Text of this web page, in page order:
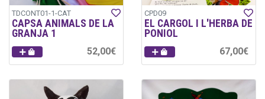
TDCONT01-1-CAT
CAPSA ANIMALS DE LA
GRANJA 1
52,00€
CPD09
EL CARGOL I L'HERBA DE
PONIOL
67,00€